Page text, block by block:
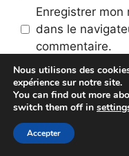
Enregistrer
dans le
commentaire.
CAPTCHA*
Nous utilisons des
expérience sur notre site.
You can find out more
switch them off in
Accepter